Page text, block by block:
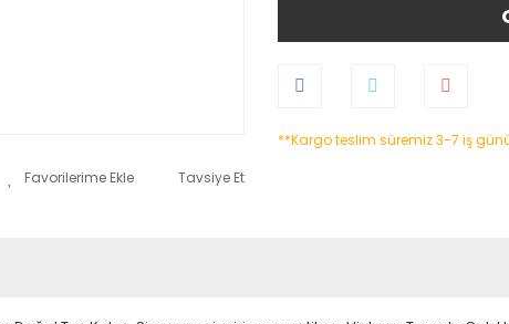
Tavsiye Et
**Kargo teslim süremiz 3-7 iş